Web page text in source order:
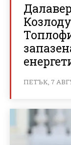
ПЕТЪК, 7